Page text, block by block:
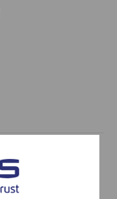
Sauvegarder